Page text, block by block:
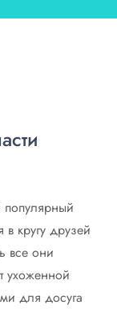
в кругу друзей
все они
ухоженной
для досуга